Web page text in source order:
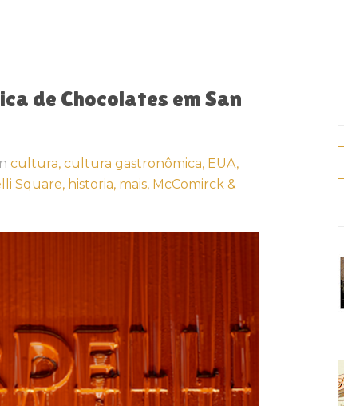
de Chocolates em San
cultura, cultura gastronômica, EUA,
Square, historia, mais, McComirck &